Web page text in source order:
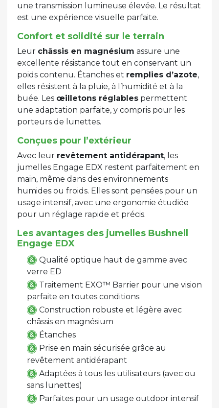
une transmission lumineuse élevée. Le résultat
est une expérience visuelle parfaite.
Confort et solidité sur le terrain
Leur châssis en magnésium assure une
excellente résistance tout en conservant un
poids contenu. Étanches et remplies d’azote,
elles résistent à la pluie, à l’humidité et à la
buée. Les œilletons réglables permettent
une adaptation parfaite, y compris pour les
porteurs de lunettes.
Conçues pour l’extérieur
Avec leur revêtement antidérapant, les
jumelles Engage EDX restent parfaitement en
main, même dans des environnements
humides ou froids. Elles sont pensées pour un
usage intensif, avec une ergonomie étudiée
pour un réglage rapide et précis.
Les avantages des jumelles Bushnell
Engage EDX
Qualité optique haut de gamme avec
verre ED
Traitement EXO™ Barrier pour une vision
parfaite en toutes conditions
Construction robuste et légère avec
châssis en magnésium
Étanches
Prise en main sécurisée grâce au
revêtement antidérapant
Adaptées à tous les utilisateurs (avec ou
sans lunettes)
Parfaites pour un usage outdoor intensif